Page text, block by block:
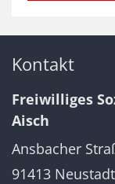
Kontakt
Freiwilliges
Aisch
Ansbacher
91413